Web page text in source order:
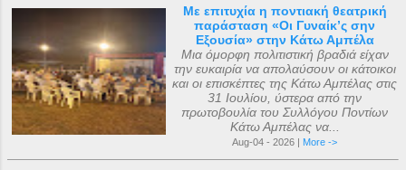
Με επιτυχία η ποντιακή θεατρική
παράσταση «Οι Γυναίκ’ς σην
Εξουσία» στην Κάτω Αμπέλα
Μια όμορφη πολιτιστική βραδιά είχαν
την ευκαιρία να απολαύσουν οι κάτοικοι
και οι επισκέπτες της Κάτω Αμπέλας στις
31 Ιουλίου, ύστερα από την
πρωτοβουλία του Συλλόγου Ποντίων
Κάτω Αμπέλας να...
Aug-04 - 2026 | More ->